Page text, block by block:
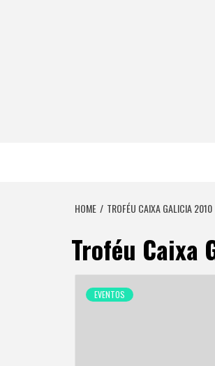
HOME TROFÉU CAIXA GALICIA 2010
Troféu Caixa
EVENTOS